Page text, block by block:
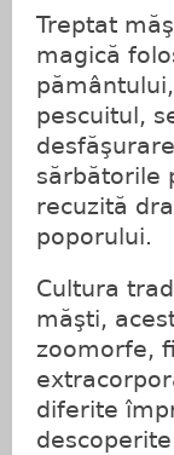
Treptat
magică
pescuitul,
sărbătorile
recuzită
poporului.
Cultura
măşti,
zoomorfe,
diferite